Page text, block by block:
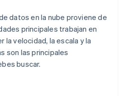
datos en la nube proviene de
principales trabajan en
la velocidad, la escala y la
son las principales
buscar.